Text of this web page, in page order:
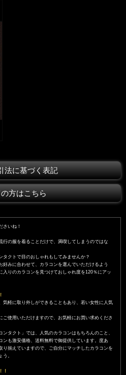
法に基づく表記
方はこちら
さいね！
行の服を着ることだけで、満喫してしまうのではな
タクトで目のおしゃれもしてみませんか？
好みに合わせて、カラコンを選んでいただけるよう
入りのカラコンを見つけておしゃれ度を120％にアッ
気軽に取り外しができることもあり、若い女性に人気
ご使用いただけますので、お気軽にお買い求めくださ
タクト」では、人気のカラコンはもちろんのこと、
ンも激安価格、送料無料で御提供しています。度あ
り揃えていますので、ご自分にマッチしたカラコンを
う。
！